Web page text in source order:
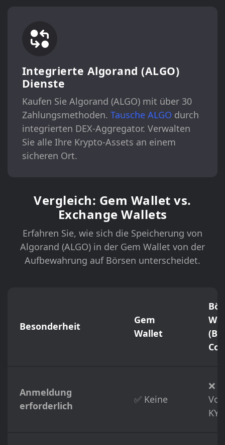
Integrierte Algorand (ALGO)
Dienste
Kaufen Sie Algorand (ALGO) mit über 30
Zahlungsmethoden. Tausche ALGO durch
integrierten DEX-Aggregator. Verwalten
Sie alle Ihre Krypto-Assets an einem
sicheren Ort.
Vergleich: Gem Wallet vs.
Exchange Wallets
Erfahren Sie, wie sich die Speicherung von
Algorand (ALGO) in der Gem Wallet von der
Aufbewahrung auf Börsen unterscheidet.
Besonderheit
Gem
Wallet
Anmeldung
erforderlich
✅ Keine
❌